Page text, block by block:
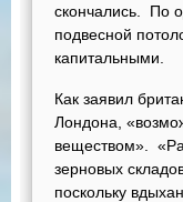
скончались. По
подвесной
капитальными.
Как заявил
Лондона,
веществом».
зерновых
поскольку